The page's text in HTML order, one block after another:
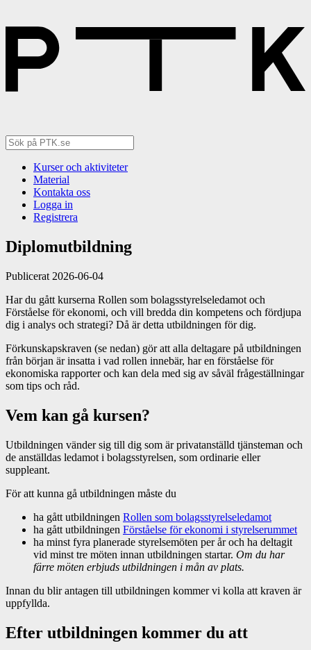
Kurser och aktiviteter
Material
Kontakta oss
Logga in
Registrera
Diplomutbildning
Publicerat 2026-06-04
Har du gått kurserna Rollen som bolagsstyrelseledamot och
Förståelse för ekonomi, och vill bredda din kompetens och fördjupa
dig i analys och strategi? Då är detta utbildningen för dig.
Förkunskapskraven (se nedan) gör att alla deltagare på utbildningen
från början är insatta i vad rollen innebär, har en förståelse för
ekonomiska rapporter och kan dela med sig av såväl frågeställningar
som tips och råd.
Vem kan gå kursen?
Utbildningen vänder sig till dig som är privatanställd tjänsteman och
de anställdas ledamot i bolagsstyrelsen, som ordinarie eller
suppleant.
För att kunna gå utbildningen måste du
ha gått utbildningen Rollen som bolagsstyrelseledamot
ha gått utbildningen Förståelse för ekonomi i styrelserummet
ha minst fyra planerade styrelsemöten per år och ha deltagit
vid minst tre möten innan utbildningen startar. Om du har
färre möten erbjuds utbildningen i mån av plats.
Innan du blir antagen till utbildningen kommer vi kolla att kraven är
uppfyllda.
Efter utbildningen kommer du att